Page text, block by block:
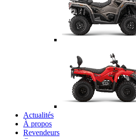
Actualités
À propos
Revendeurs